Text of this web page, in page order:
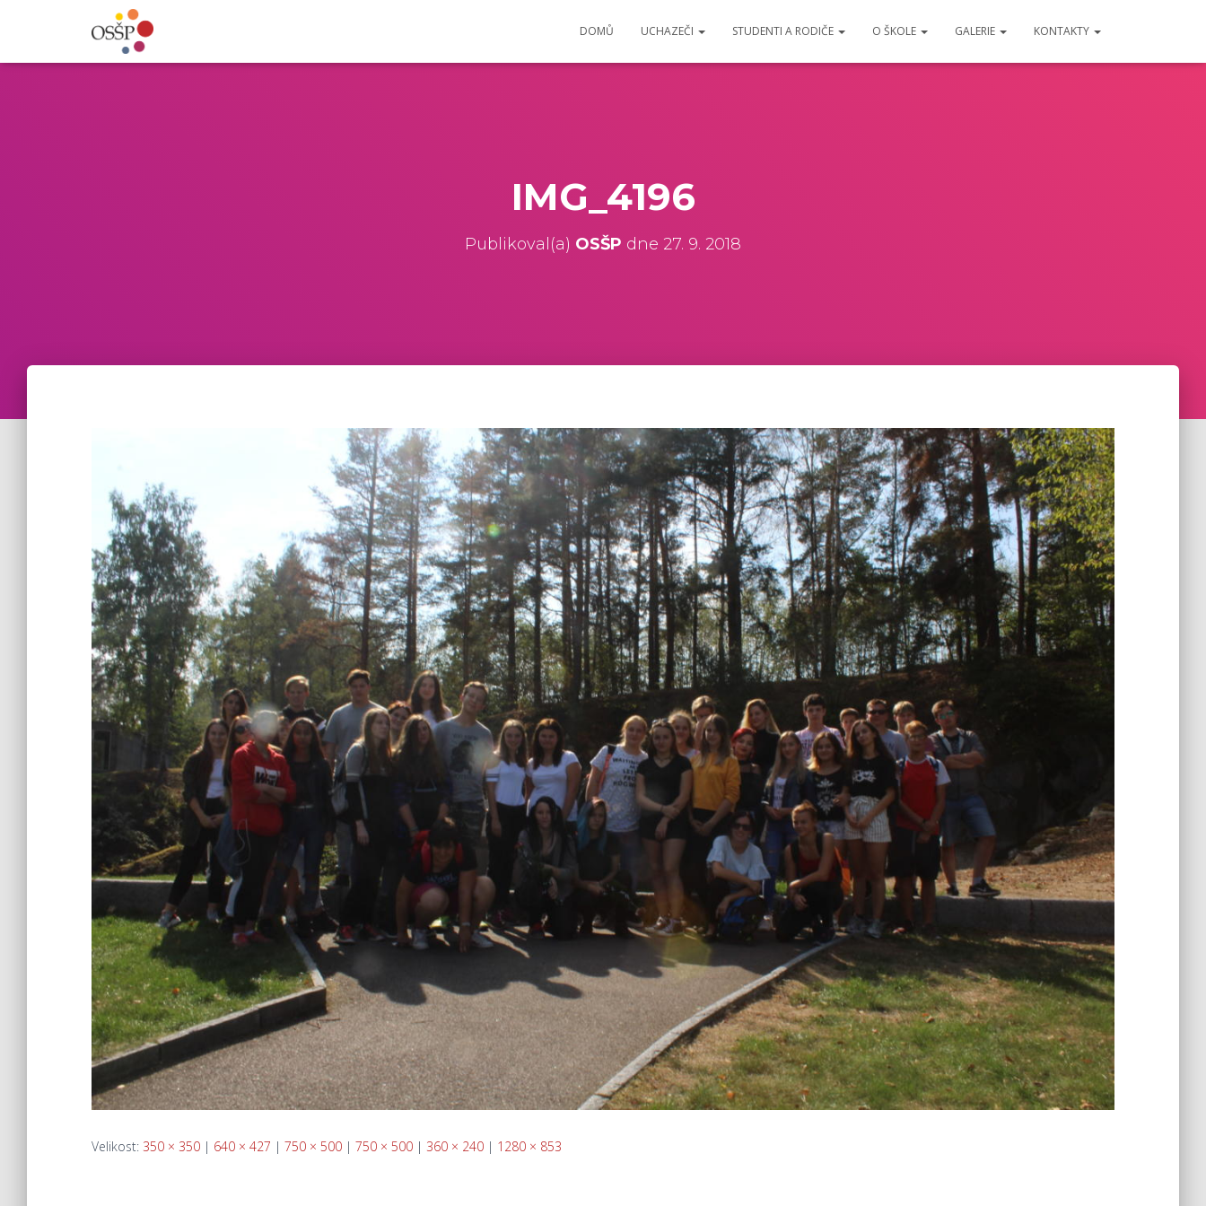
DOMŮ UCHAZEČI STUDENTI A RODIČE O ŠKOLE GALERIE KONTAKTY
IMG_4196
Publikoval(a) OSŠP dne 27. 9. 2018
Velikost: 350 × 350 | 640 × 427 | 750 × 500 | 750 × 500 | 360 × 240 | 1280 × 853